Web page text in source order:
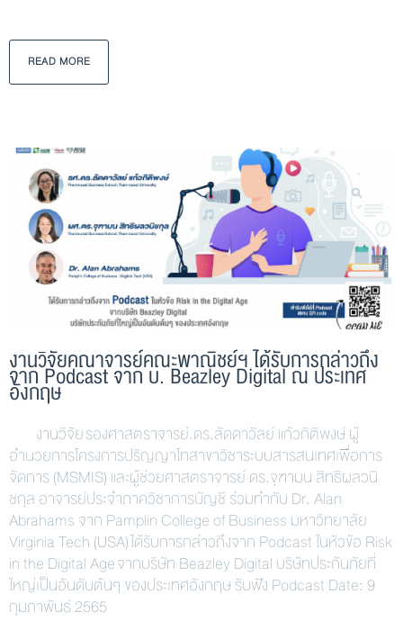
READ MORE
งานวิจัยคณาจารย์คณะพาณิชย์ฯ ได้รับการกล่าวถึง
จาก Podcast จาก บ. Beazley Digital ณ ประเทศ
อังกฤษ
งานวิจัย รองศาสตราจารย์.ดร.ลัดดาวัลย์ แก้วกิติพงษ์ ผู้
อำนวยการโครงการปริญญาโทสาขาวิชาระบบสารสนเทศเพื่อการ
จัดการ (MSMIS) และผู้ช่วยศาสตราจารย์ ดร.จุฑามน สิทธิผลวนิ
ชกุล อาจารย์ประจำภาควิชาการบัญชี ร่วมทำกับ Dr. Alan
Abrahams จาก Pamplin College of Business มหาวิทยาลัย
Virginia Tech (USA) ได้รับการกล่าวถึงจาก Podcast ในหัวข้อ Risk
in the Digital Age จากบริษัท Beazley Digital บริษัทประกันภัยที่
ใหญ่เป็นอันดับต้นๆ ของประเทศอังกฤษ รับฟัง Podcast Date: 9
กุมภาพันธ์ 2565